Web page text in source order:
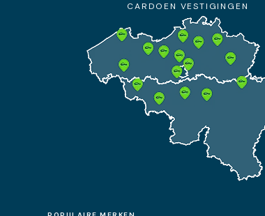
Details
Afspraak
Contact
CARDOEN VESTIGINGEN